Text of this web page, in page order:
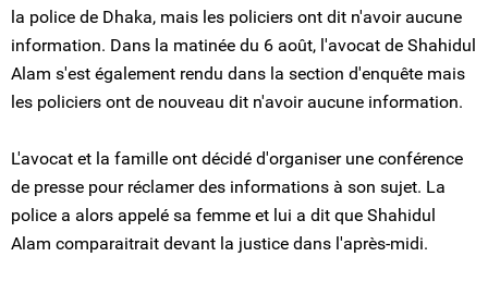
la police de Dhaka, mais les policiers ont dit n'avoir aucune
information. Dans la matinée du 6 août, l'avocat de Shahidul
Alam s'est également rendu dans la section d'enquête mais
les policiers ont de nouveau dit n'avoir aucune information.
L'avocat et la famille ont décidé d'organiser une conférence
de presse pour réclamer des informations à son sujet. La
police a alors appelé sa femme et lui a dit que Shahidul
Alam comparaitrait devant la justice dans l'après-midi.